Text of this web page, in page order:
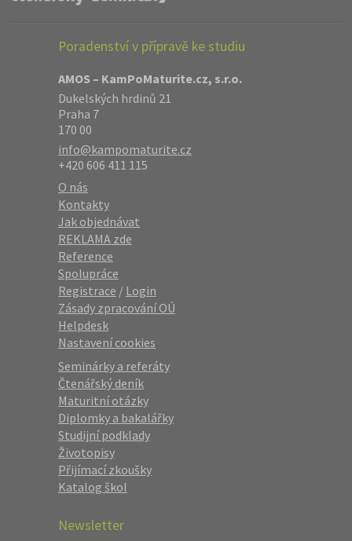
Poradenství v přípravě ke studiu
AMOS – KamPoMaturite.cz, s.r.o.
Dukelských hrdinů 21
Praha 7
170 00
info@kampomaturite.cz
+420 606 411 115
O nás
Kontakty
Jak objednávat
REKLAMA zde
Reference
Spolupráce
Registrace / Login
Zásady zpracování OÚ
Helpdesk
Nastavení cookies
Seminárky a referáty
Čtenářský deník
Maturitní otázky
Diplomky a bakalářky
Studijní podklady
Životopisy
Přijímací zkoušky
Katalog škol
Newsletter